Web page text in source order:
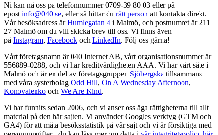
Ni kan nå oss på telefonnummer 0709-39 80 03 eller på
epost info@040.se, eller så hittar du rätt person att kontakta direkt.
Vår besöksadress ärHumlegatan 4 i Malmö, och postnumret är 211
27 Malmö om du vill skicka brev till oss. Vi finns även
på Instagram, Facebook och LinkedIn. Följ oss gärna!
Vårt företagsnamn är 040 Internet AB, vårt organisationsnummer är
556889-0288, och vi har kreditvärdigheten AAA. Vi har vårt säte i
Malmö och är en del av företagsgruppen Sjöbergska tillsammans
med våra systerbolag Odd Hill, On A Wednesday Afternoon,
Konovalenko och We Are Kind.
Vi har funnits sedan 2006, och vi anser oss äga rättigheterna till allt
material på den här sajten. Vi använder Googles verktyg (GTM och
GA4) för att mäta besöksstatistik på vår sajt och vi är försiktiga med